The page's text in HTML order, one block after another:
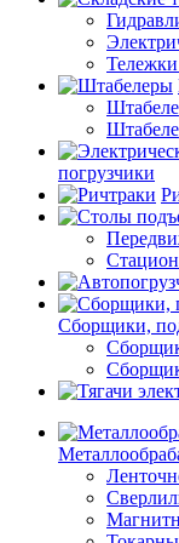
погрузчики
Сборщики,